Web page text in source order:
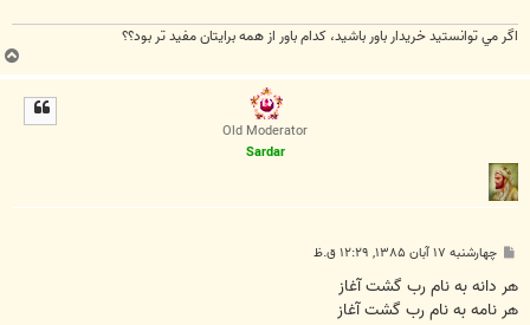
اگر مي توانستيد خريدار باور باشيد، كدام باور از همه برايتان مفيد تر بود؟؟
ب
ا
Old Moderator
Sardar
پ
ت
چهارشنبه ۱۷ آبان ۱۳۸۵, ۱۲:۲۹ ق.ظ
هر دانه به نام رب گشت آغاز
هر نامه به نام رب گشت آغاز